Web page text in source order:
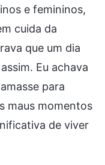
e femininos,
cuida da
que um dia
Eu achava
para
maus momentos
de viver